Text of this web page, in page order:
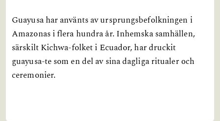
Guayusa har använts av ursprungsbefolkningen i
Amazonas i flera hundra år. Inhemska samhällen,
särskilt Kichwa-folket i Ecuador, har druckit
guayusa-te som en del av sina dagliga ritualer och
ceremonier.